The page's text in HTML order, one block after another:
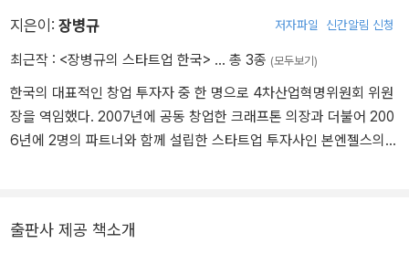
지은이: 장병규 저자파일 신간알림 신청
최근작 : <장병규의 스타트업 한국> … 총 3종 (모두보기)
한국의 대표적인 창업 투자자 중 한 명으로 4차산업혁명위원회 위원
장을 역임했다. 2007년에 공동 창업한 크래프톤 의장과 더불어 200
6년에 2명의 파트너와 함께 설립한 스타트업 투자사인 본엔젤스의
출판사 제공 책소개